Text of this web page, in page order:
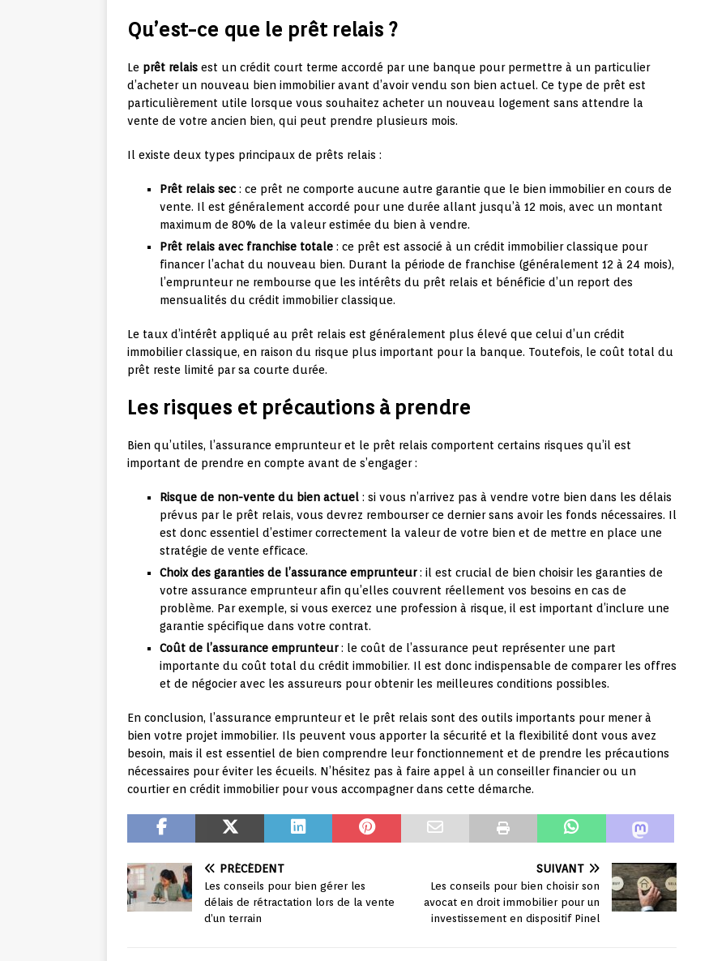
Qu’est-ce que le prêt relais ?
Le prêt relais est un crédit court terme accordé par une banque pour permettre à un particulier
d’acheter un nouveau bien immobilier avant d’avoir vendu son bien actuel. Ce type de prêt est
particulièrement utile lorsque vous souhaitez acheter un nouveau logement sans attendre la
vente de votre ancien bien, qui peut prendre plusieurs mois.
Il existe deux types principaux de prêts relais :
Prêt relais sec: ce prêt ne comporte aucune autre garantie que le bien immobilier en cours de
vente. Il est généralement accordé pour une durée allant jusqu’à 12 mois, avec un montant
maximum de 80% de la valeur estimée du bien à vendre.
Prêt relais avec franchise totale : ce prêt est associé à un crédit immobilier classique pour
financer l’achat du nouveau bien. Durant la période de franchise (généralement 12 à 24 mois),
l’emprunteur ne rembourse que les intérêts du prêt relais et bénéficie d’un report des
mensualités du crédit immobilier classique.
Le taux d’intérêt appliqué au prêt relais est généralement plus élevé que celui d’un crédit
immobilier classique, en raison du risque plus important pour la banque. Toutefois, le coût total du
prêt reste limité par sa courte durée.
Les risques et précautions à prendre
Bien qu’utiles, l’assurance emprunteur et le prêt relais comportent certains risques qu’il est
important de prendre en compte avant de s’engager :
Risque de non-vente du bien actuel : si vous n’arrivez pas à vendre votre bien dans les délais
prévus par le prêt relais, vous devrez rembourser ce dernier sans avoir les fonds nécessaires. Il
est donc essentiel d’estimer correctement la valeur de votre bien et de mettre en place une
stratégie de vente efficace.
Choix des garanties de l’assurance emprunteur: il est crucial de bien choisir les garanties de
votre assurance emprunteur afin qu’elles couvrent réellement vos besoins en cas de
problème. Par exemple, si vous exercez une profession à risque, il est important d’inclure une
garantie spécifique dans votre contrat.
Coût de l’assurance emprunteur: le coût de l’assurance peut représenter une part
importante du coût total du crédit immobilier. Il est donc indispensable de comparer les offres
et de négocier avec les assureurs pour obtenir les meilleures conditions possibles.
En conclusion, l’assurance emprunteur et le prêt relais sont des outils importants pour mener à
bien votre projet immobilier. Ils peuvent vous apporter la sécurité et la flexibilité dont vous avez
besoin, mais il est essentiel de bien comprendre leur fonctionnement et de prendre les précautions
nécessaires pour éviter les écueils. N’hésitez pas à faire appel à un conseiller financier ou un
courtier en crédit immobilier pour vous accompagner dans cette démarche.
PRÉCÉDENT
Les conseils pour bien gérer les
délais de rétractation lors de la vente
d’un terrain
SUIVANT
Les conseils pour bien choisir son
avocat en droit immobilier pour un
investissement en dispositif Pinel